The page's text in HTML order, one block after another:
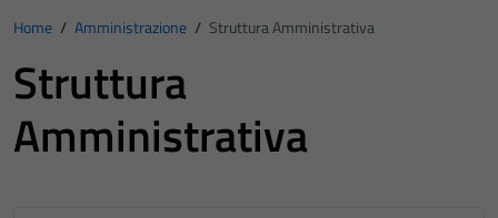
Home / Amministrazione / Struttura Amministrativa
Struttura
Amministrativa